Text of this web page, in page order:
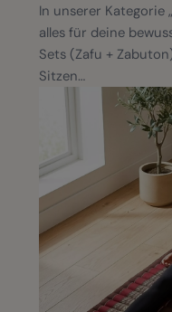
In unserer Kategorie
alles für deine
Sets (Zafu +
Sitzen…